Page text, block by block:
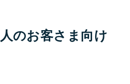
のお客さま向け